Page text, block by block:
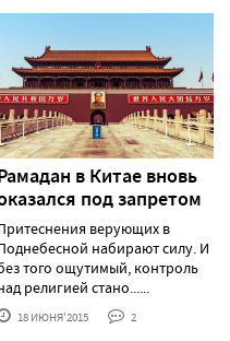
в Китае вновь
под запретом
верующих в
набирают силу. И
того ощутимый, контроль
религией стано......
18 ИЮНЯ'2015 2